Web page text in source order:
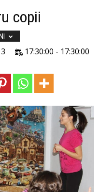
copii
17:30:00 - 17:30:00